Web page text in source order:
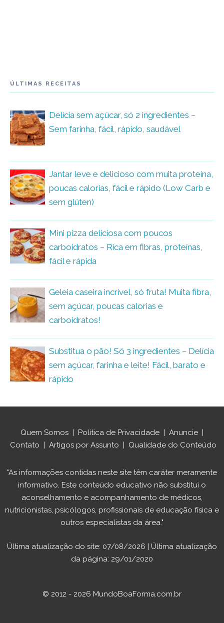
ÚLTIMAS RECEITAS
Delícia sem açúcar, só 2 ingredientes –
Sem farinha, fácil, rápido, saudável
Jantar leve e delicioso com muita proteína,
poucas calorias, fácil e rápido (Low Carb e
sem glúten)
Mini pizza deliciosa com poucos
carboidratos – Rica em fibras, proteínas,
fácil e rápida
Geleia caseira incrível, só fruta! Muita fibra,
sem açúcar, poucas calorias e
carboidratos!
Substitua o pão! Só 3 ingredientes – Delícia
sem açúcar, farinha e leite! Fácil, barato e
rápido
Quem Somos Política de Privacidade Anuncie
Contato
Artigos por Assunto Qualidade do Conteúdo
"As informações contidas neste site têm caráter meramente
informativo. Este conteúdo educativo não substitui o
aconselhamento e acompanhamento de médicos,
nutricionistas, psicólogos, profissionais de educação física e
outros especialistas da área."
Última atualização do site: 07/08/2026 | Última atualização
da página: 29/01/2020
© 2012 - 2026 MundoBoaForma.com.br